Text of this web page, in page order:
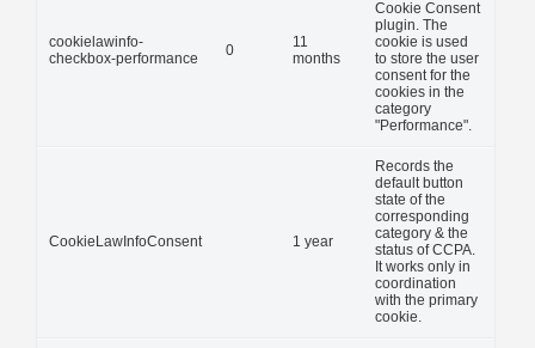
cookielawinfo-
checkbox-performance
0
11
months
Cookie Consent
plugin. The
cookie is used
to store the user
consent for the
cookies in the
category
"Performance".
CookieLawInfoConsent 1 year
Records the
default button
state of the
corresponding
category & the
status of CCPA.
It works only in
coordination
with the primary
cookie.